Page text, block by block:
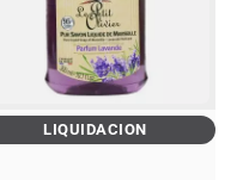
LIQUIDACIÓN